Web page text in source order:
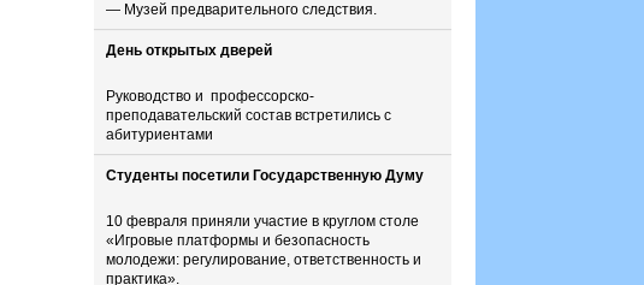
— Музей предварительного следствия.
День открытых дверей
Руководство и профессорско-
преподавательский состав встретились с
абитуриентами
Студенты посетили Государственную Думу
10 февраля приняли участие в круглом столе
«Игровые платформы и безопасность
молодежи: регулирование, ответственность и
практика».